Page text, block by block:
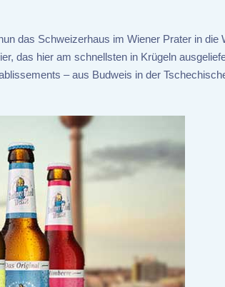
das Schweizerhaus im Wiener Prater in die
das hier am schnellsten in Krügeln
– aus Budweis in der